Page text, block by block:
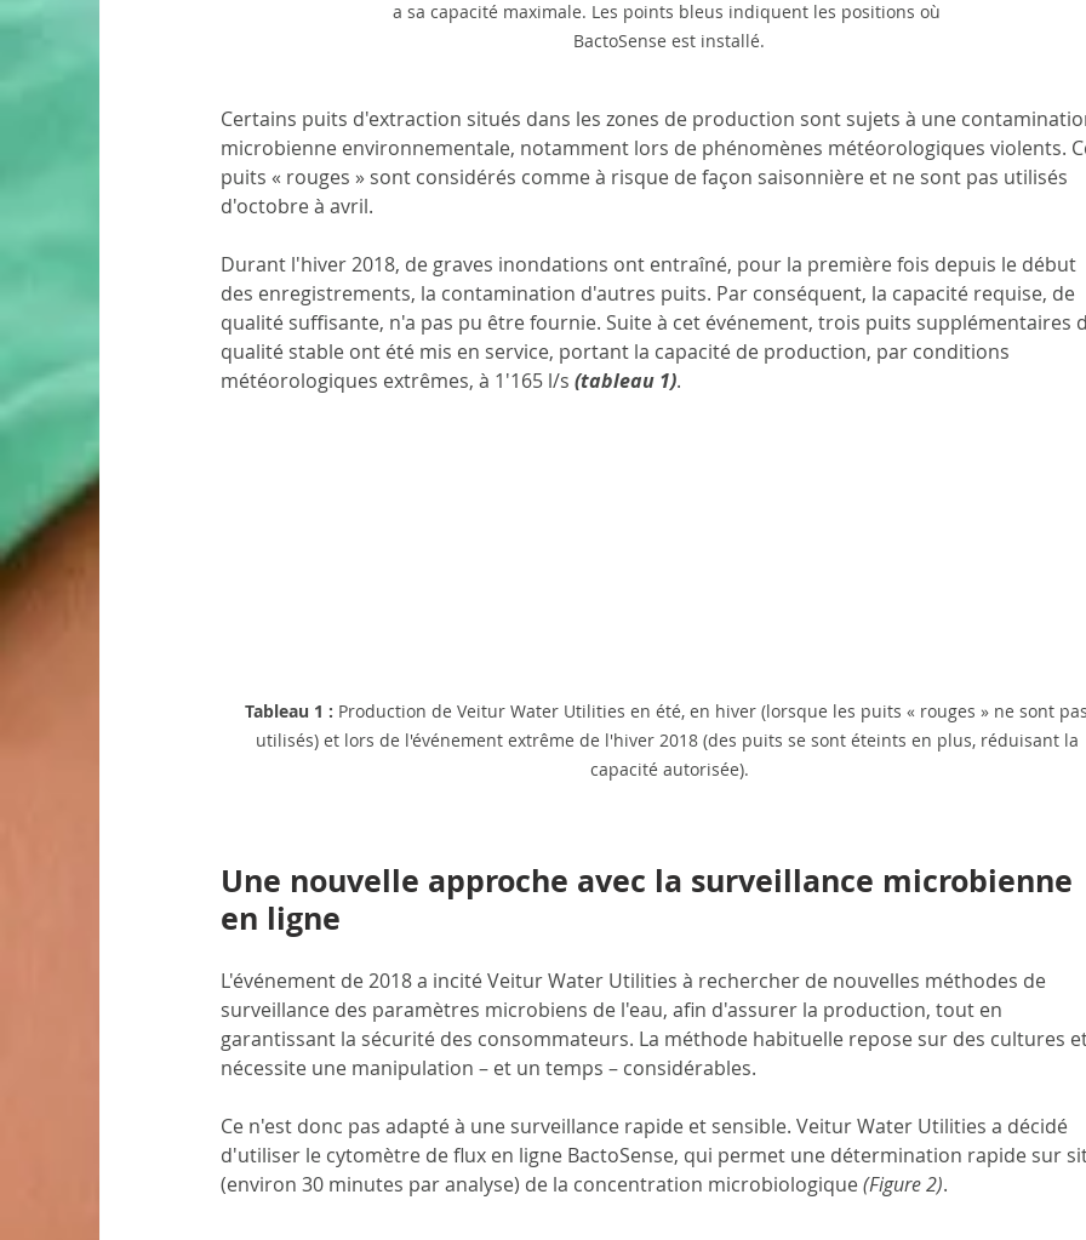
a sa capacité maximale. Les points bleus indiquent les positions où
BactoSense est installé.
Certains puits d'extraction situés dans les zones de production sont sujets à une
microbienne environnementale, notamment lors de phénomènes météorologiques violents.
puits « rouges » sont considérés comme à risque de façon saisonnière et ne sont pas utilisés
d'octobre à avril.
Durant l'hiver 2018, de graves inondations ont entraîné, pour la première fois depuis le début
des enregistrements, la contamination d'autres puits. Par conséquent, la capacité requise, de
qualité suffisante, n'a pas pu être fournie. Suite à cet événement, trois puits supplémentaires
qualité stable ont été mis en service, portant la capacité de production, par conditions
météorologiques extrêmes, à 1'165 l/s (tableau 1).
Tableau 1 : Production de Veitur Water Utilities en été, en hiver (lorsque les puits « rouges » ne sont pas
utilisés) et lors de l'événement extrême de l'hiver 2018 (des puits se sont éteints en plus, réduisant la
capacité autorisée).
Une nouvelle approche avec la surveillance microbienne
en ligne
L'événement de 2018 a incité Veitur Water Utilities à rechercher de nouvelles méthodes de
surveillance des paramètres microbiens de l'eau, afin d'assurer la production, tout en
garantissant la sécurité des consommateurs. La méthode habituelle repose sur des cultures
nécessite une manipulation – et un temps – considérables.
Ce n'est donc pas adapté à une surveillance rapide et sensible. Veitur Water Utilities a décidé
d'utiliser le cytomètre de flux en ligne BactoSense, qui permet une détermination rapide sur
(environ 30 minutes par analyse) de la concentration microbiologique (Figure 2).